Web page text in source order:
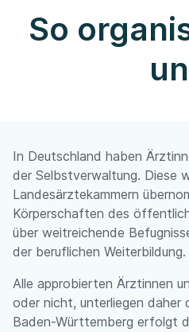
So
In Deutschland haben
der Selbstverwaltung. Diese
Landesärztekammern
Körperschaften des
über weitreichende
der beruflichen Weiterbildung.
Alle approbierten Ärztinnen
oder nicht, unterliegen daher
Baden-Württemberg erfolgt